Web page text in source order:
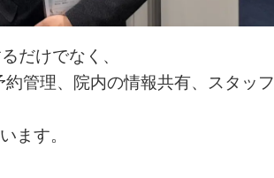
だけでなく、
管理、院内の情報共有、スタッフ
ます。